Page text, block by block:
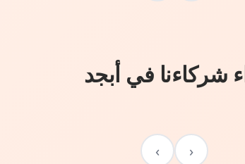
شركاءنا في أبجد
‹
›